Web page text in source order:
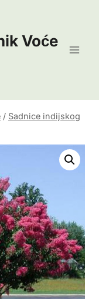
Voće
/ Sadnice indijskog